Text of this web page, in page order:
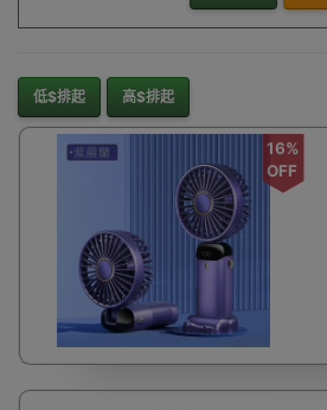
低$排起 高$排起
16%
OFF